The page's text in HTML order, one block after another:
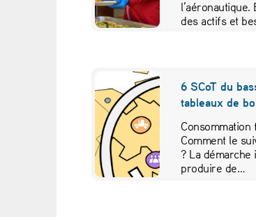
l
«
r
è
g
des actifs et
6 SCoT du
tableaux de
Comment le
? La
produire de…